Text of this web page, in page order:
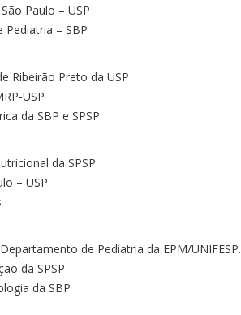
Paulo – USP
Pediatria – SBP
Ribeirão Preto da USP
USP
da SBP e SPSP
da SPSP
– USP
de Pediatria da EPM/UNIFESP.
da SPSP
da SBP